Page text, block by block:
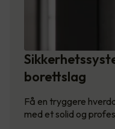
borettslag
Få en tryggere
med et solid og